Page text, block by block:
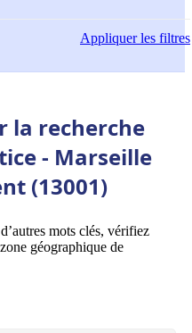
Appliquerles filtres
la recherche
- Marseille
(13001)
mots clés, vérifiez
géographique de